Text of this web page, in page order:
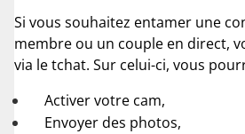
Si vous souhaitez entamer une
membre ou un couple en direct,
via le tchat. Sur celui-ci, vous
Activer votre cam,
Envoyer des photos,